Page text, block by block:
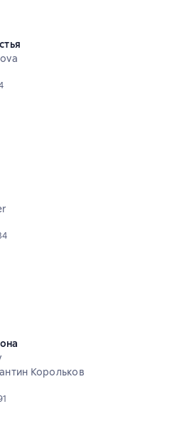
рейтинг 4,6 на основе 84 оценок
рейтинг 4,7 на основе 134 оценок
Корольков
рейтинг 4,3 на основе 91 оценок